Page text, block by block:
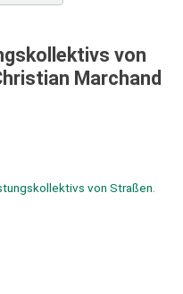
von
Marchand
von Straßen.